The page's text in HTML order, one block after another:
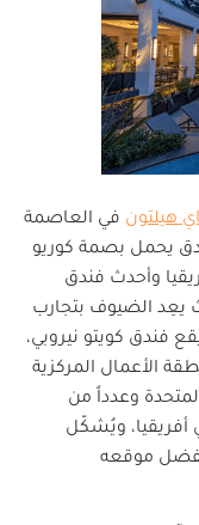
هيلتون في العاصمة
يحمل بصمة كوريو
وأحدث فندق
يعِد الضيوف بتجارب
فندق كويتو نيروبي،
الأعمال المركزية
وعدداً من
أفريقيا، ويُشكّل
بفضل موقعه